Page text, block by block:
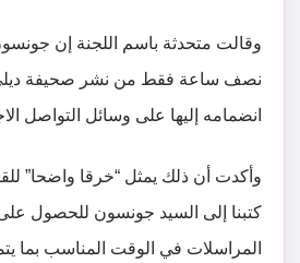
وقالت متحدثة باسم اللجنة إن جونسون
نصف ساعة فقط من نشر صحيفة ديلي
انضمامه إليها على وسائل التواصل
وأكدت أن ذلك يمثل “خرقا واضحا”
كتبنا إلى السيد جونسون للحصول
المراسلات في الوقت المناسب بما